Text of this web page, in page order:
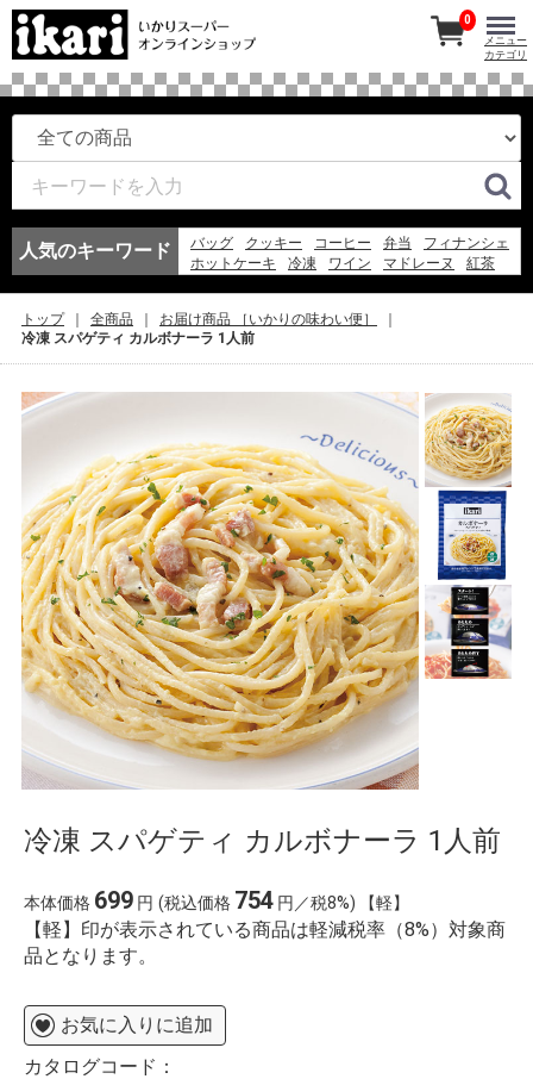
人気のキーワード バッグ クッキー コーヒー 弁当
フィナンシェ
ホットケーキ
冷凍 ワイン マドレーヌ
紅茶
ゼリー
0
メニュー
カテゴリ
トップ 全商品
お届け商品 ［いかりの味わい便］
冷凍 スパゲティ カルボナーラ 1人前
冷凍 スパゲティ カルボナーラ 1人前
本体価格 699 円 (税込価格 754 円／税8%) 【軽】
【軽】印が表示されている商品は軽減税率（8%）対象商
品となります。
お気に入りに追加
カタログコード：